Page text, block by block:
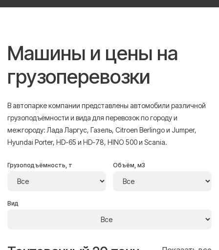
Машины и цены на
грузоперевозки
В автопарке компании представлены автомобили различной
грузоподъёмности и вида для перевозок по городу и
межгороду: Лада Ларгус, Газель, Citroen Berlingo и Jumper,
Hyundai Porter, HD-65 и HD-78, HINO 500 и Scania.
Грузоподъёмность, т Объём, м3
Вид